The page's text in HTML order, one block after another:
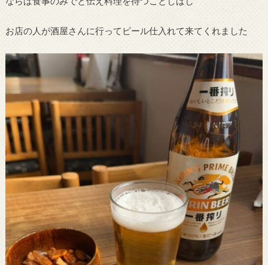
お店の人が酒屋さんに行ってビール仕入れて来てくれました